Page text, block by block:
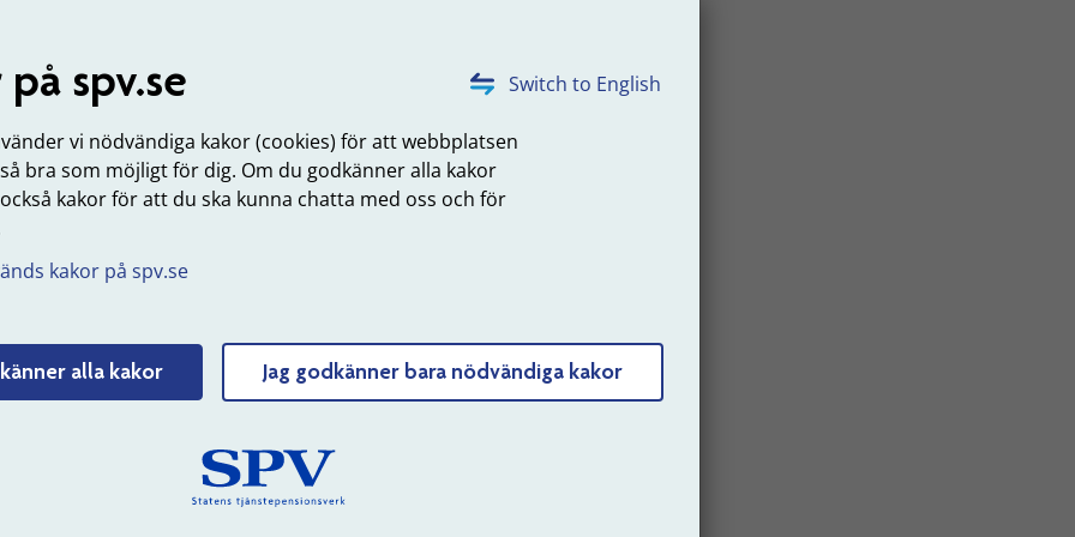
Switch to English
spv.se
vi nödvändiga kakor (cookies) för att webbplatsen
bra som möjligt för dig. Om du godkänner alla kakor
kakor för att du ska kunna chatta med oss och för
kakor på spv.se
alla kakor Jag godkänner bara nödvändiga kakor
nätverket CER på Mittuniversitetets webbplats
i Västernorrland
deltar i en gemensam samverkan tillsammans med
i Sundsvallsregionen. Syftet är bland annat att säkra
kompetensförsörjningen. Genom myndighetsnätverket
vid chefsrekrytering.
nätverket på Myndighetsnätverkets webbplats